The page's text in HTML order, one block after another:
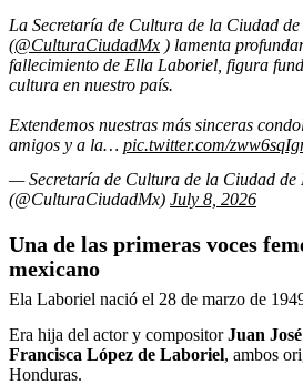
La Secretaría de Cultura de la Ciudad
(@CulturaCiudadMx ) lamenta
fallecimiento de Ella Laboriel, figura
cultura en nuestro país.
Extendemos nuestras más sinceras
amigos y a la… pic.twitter.com/
— Secretaría de Cultura de la Ciudad de
(@CulturaCiudadMx) July 8, 2026
Una de las primeras voces
mexicano
Ela Laboriel nació el 28 de marzo de
Era hija del actor y compositorJuan
Francisca López de Laboriel, ambos
Honduras.